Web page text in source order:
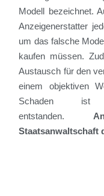
Modell bezeichnet.
Anzeigenerstatter
um das falsche
kaufen müssen.
Austausch für den
einem objektiven
Schaden
entstanden.
Staatsanwaltschaft